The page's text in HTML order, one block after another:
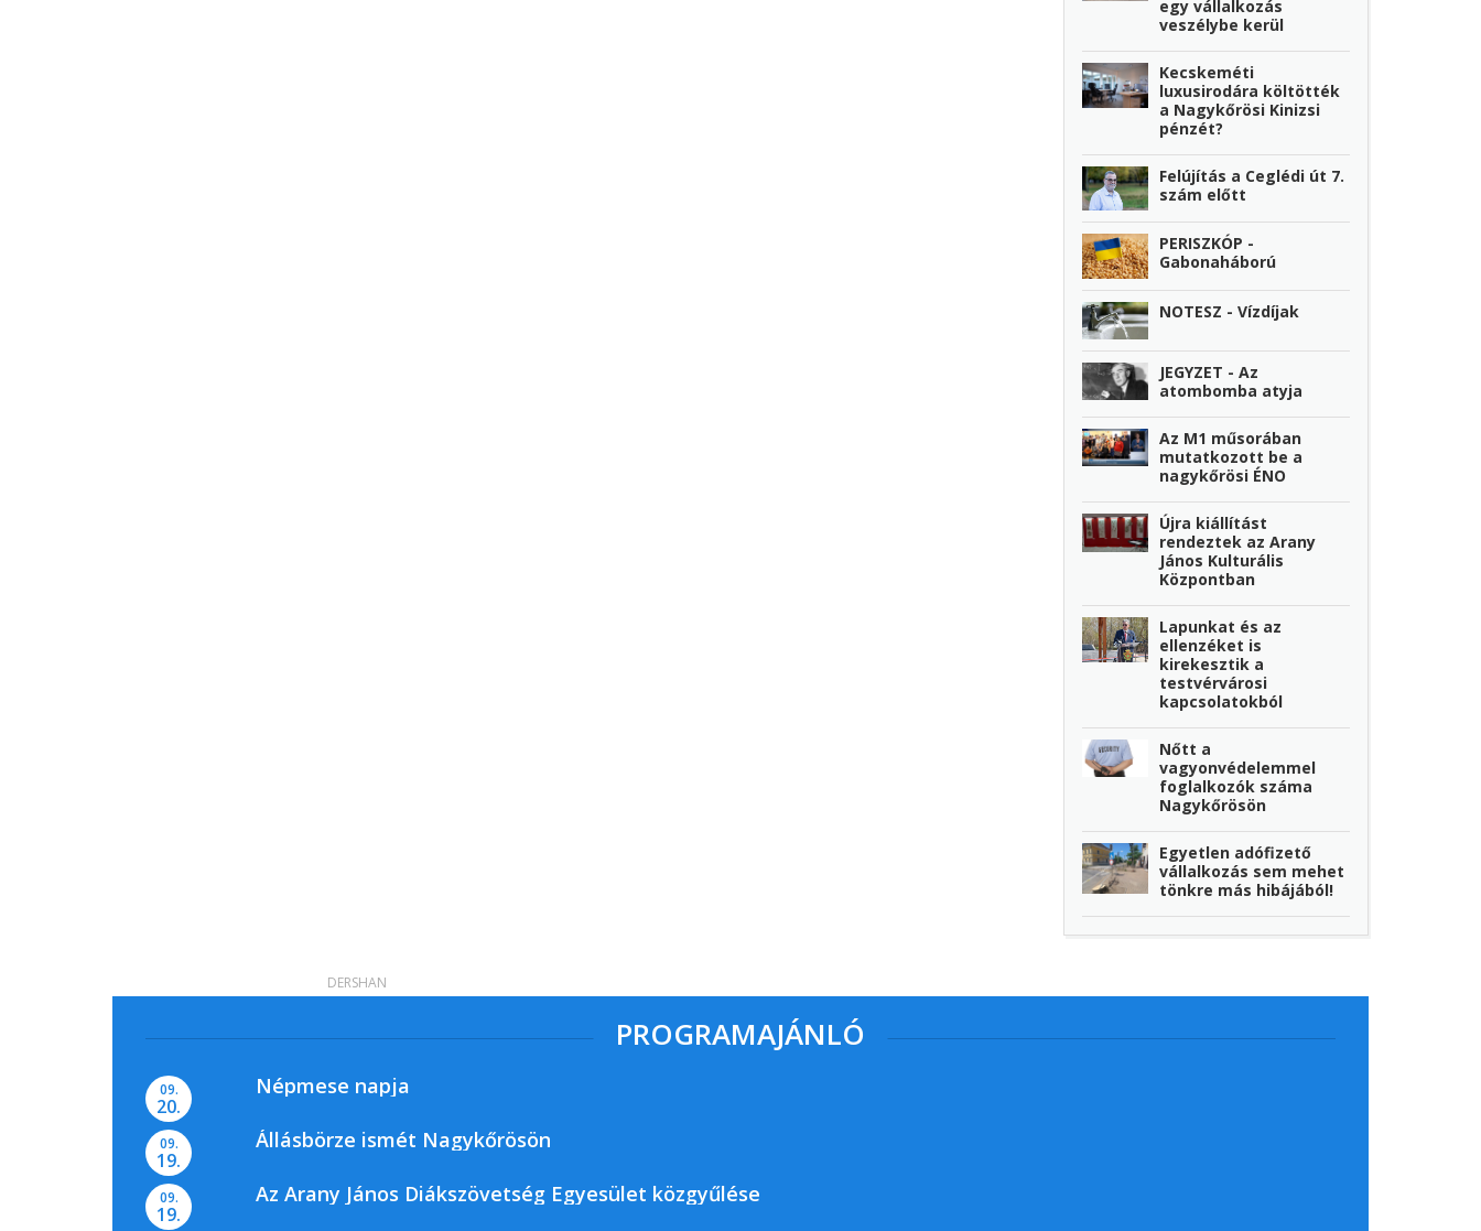
egy vállalkozás
veszélybe kerül
Kecskeméti
luxusirodára költötték
a Nagykőrösi Kinizsi
pénzét?
Felújítás a Ceglédi út 7.
szám előtt
PERISZKÓP -
Gabonaháború
NOTESZ - Vízdíjak
JEGYZET - Az
atombomba atyja
Az M1 műsorában
mutatkozott be a
nagykőrösi ÉNO
Újra kiállítást
rendeztek az Arany
János Kulturális
Központban
Lapunkat és az
ellenzéket is
kirekesztik a
testvérvárosi
kapcsolatokból
Nőtt a
vagyonvédelemmel
foglalkozók száma
Nagykőrösön
Egyetlen adófizető
vállalkozás sem mehet
tönkre más hibájából!
PROGRAMAJÁNLÓ
09.
20.
Népmese napja
09.
19.
Állásbörze ismét Nagykőrösön
09.
19.
Az Arany János Diákszövetség Egyesület közgyűlése
DERSHAN